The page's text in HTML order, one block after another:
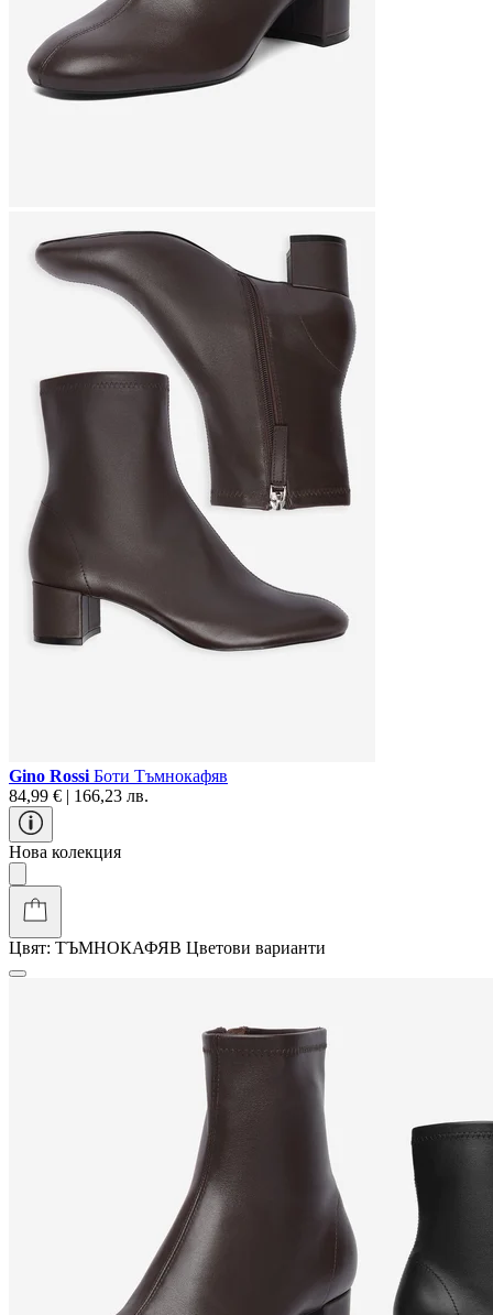
Gino Rossi Боти Тъмнокафяв
84,99 € | 166,23 лв.
Нова колекция
Цвят: ТЪМНОКАФЯВ Цветови варианти